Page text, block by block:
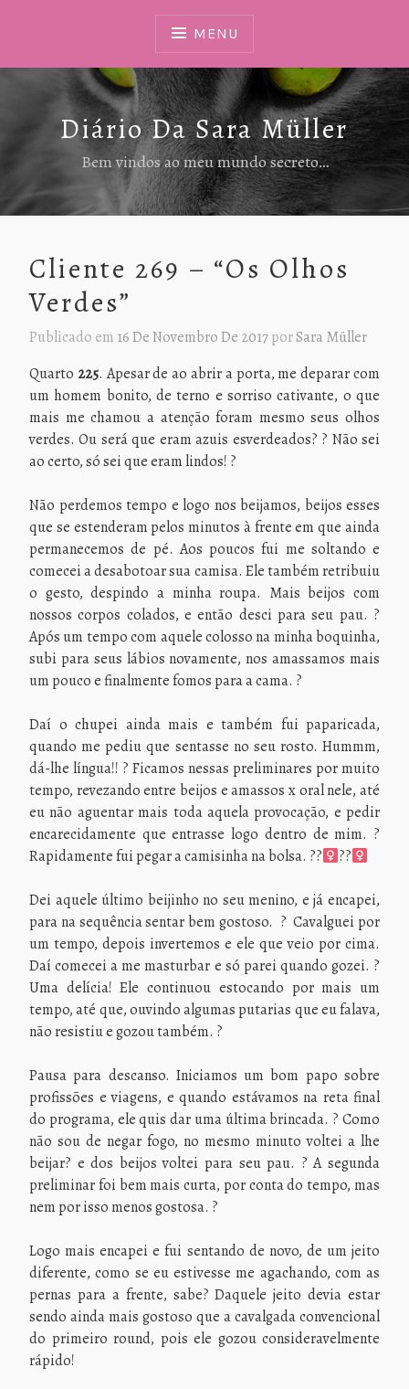
MENU
Diário Da Sara Müller
Bem vindos ao meu mundo secreto…
Cliente 269 – “Os Olhos
Verdes”
Publicado em 16 De Novembro De 2017porSara Müller
Quarto 225. Apesar de ao abrir a porta, me deparar com
um homem bonito, de terno e sorriso cativante, o que
mais me chamou a atenção foram mesmo seus olhos
verdes. Ou será que eram azuis esverdeados? ? Não sei
ao certo, só sei que eram lindos! ?
Não perdemos tempo e logo nos beijamos, beijos esses
que se estenderam pelos minutos à frente em que ainda
permanecemos de pé. Aos poucos fui me soltando e
comecei a desabotoar sua camisa. Ele também retribuiu
o gesto, despindo a minha roupa. Mais beijos com
nossos corpos colados, e então desci para seu pau. ?
Após um tempo com aquele colosso na minha boquinha,
subi para seus lábios novamente, nos amassamos mais
um pouco e finalmente fomos para a cama. ?
Daí o chupei ainda mais e também fui paparicada,
quando me pediu que sentasse no seu rosto. Hummm,
dá-lhe língua!! ? Ficamos nessas preliminares por muito
tempo, revezando entre beijos e amassos x oral nele, até
eu não aguentar mais toda aquela provocação, e pedir
encarecidamente que entrasse logo dentro de mim. ?
Rapidamente fui pegar a camisinha na bolsa. ??‍
??‍
Dei aquele último beijinho no seu menino, e já encapei,
para na sequência sentar bem gostoso. ? Cavalguei por
um tempo, depois invertemos e ele que veio por cima.
Daí comecei a me masturbar e só parei quando gozei. ?
Uma delícia! Ele continuou estocando por mais um
tempo, até que, ouvindo algumas putarias que eu falava,
não resistiu e gozou também. ?
Pausa para descanso. Iniciamos um bom papo sobre
profissões e viagens, e quando estávamos na reta final
do programa, ele quis dar uma última brincada. ? Como
não sou de negar fogo, no mesmo minuto voltei a lhe
beijar? e dos beijos voltei para seu pau. ? A segunda
preliminar foi bem mais curta, por conta do tempo, mas
nem por isso menos gostosa. ?
Logo mais encapei e fui sentando de novo, de um jeito
diferente, como se eu estivesse me agachando, com as
pernas para a frente, sabe? Daquele jeito devia estar
sendo ainda mais gostoso que a cavalgada convencional
do primeiro round, pois ele gozou consideravelmente
rápido!